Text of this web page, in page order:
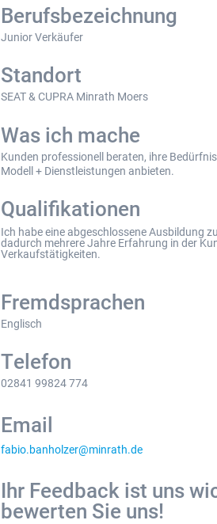
Berufsbezeichnung
Junior Verkäufer
Standort
SEAT & CUPRA Minrath Moers
Was ich mache
Kunden professionell beraten, ihre
Modell + Dienstleistungen anbieten.
Qualifikationen
Ich habe eine abgeschlossene Ausbildung
dadurch mehrere Jahre Erfahrung in der
Verkaufstätigkeiten.
Fremdsprachen
Englisch
Telefon
02841 99824 774
Email
fabio.banholzer@minrath.de
Ihr Feedback ist uns
bewerten Sie uns!